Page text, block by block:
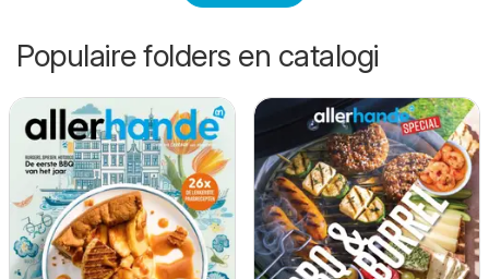
Populaire folders en catalogi